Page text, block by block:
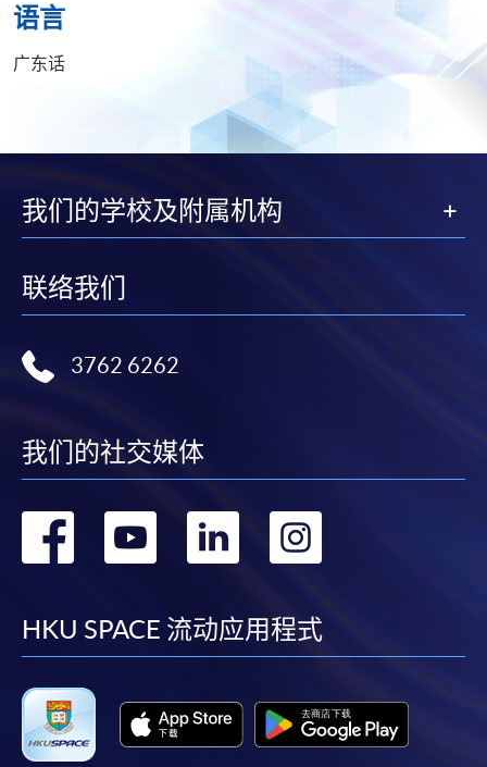
语言
广东话
我们的学校及附属机构
联络我们
3762 6262
我们的社交媒体
转
facebook
转
youtube
转
linkedin
转
HKU SPACE 流动应用程式